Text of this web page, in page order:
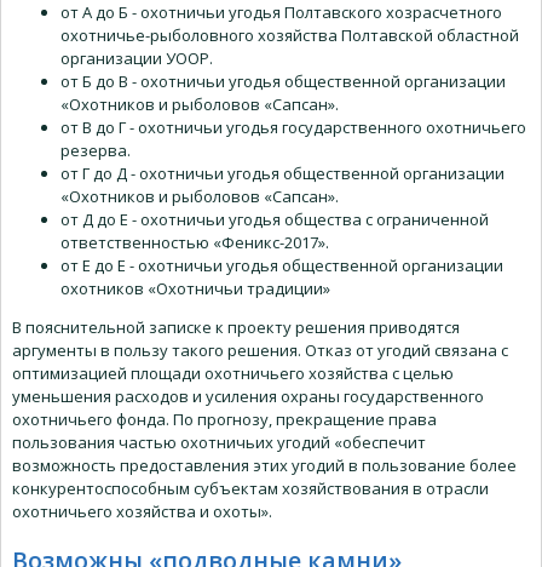
от А до Б - охотничьи угодья Полтавского хозрасчетного
охотничье-рыболовного хозяйства Полтавской областной
организации УООР.
от Б до В - охотничьи угодья общественной организации
«Охотников и рыболовов «Сапсан».
от В до Г - охотничьи угодья государственного охотничьего
резерва.
от Г до Д - охотничьи угодья общественной организации
«Охотников и рыболовов «Сапсан».
от Д до Е - охотничьи угодья общества с ограниченной
ответственностью «Феникс-2017».
от Е до Е - охотничьи угодья общественной организации
охотников «Охотничьи традиции»
В пояснительной записке к проекту решения приводятся
аргументы в пользу такого решения. Отказ от угодий связана с
оптимизацией площади охотничьего хозяйства с целью
уменьшения расходов и усиления охраны государственного
охотничьего фонда. По прогнозу, прекращение права
пользования частью охотничьих угодий «обеспечит
возможность предоставления этих угодий в пользование более
конкурентоспособным субъектам хозяйствования в отрасли
охотничьего хозяйства и охоты».